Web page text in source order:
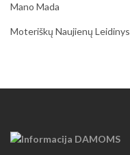
Mano Mada
Moteriškų Naujienų Leidinys